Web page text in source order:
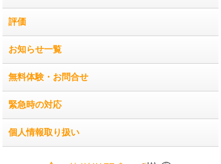
評価
お知らせ一覧
無料体験・お問合せ
緊急時の対応
個人情報取り扱い